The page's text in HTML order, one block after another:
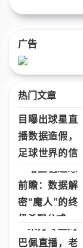
广告
热门文章